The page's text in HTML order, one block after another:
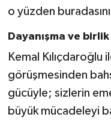
o yüzden
Dayanışma ve
Kemal Kılıçdaroğlu
görüşmesinden
gücüyle; sizlerin
büyük mücadeleyi